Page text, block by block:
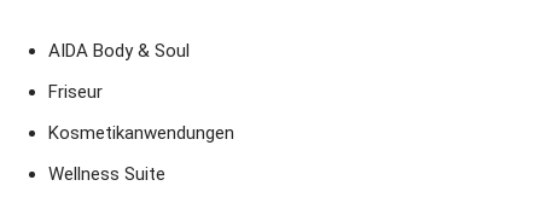
AIDA Body & Soul
Friseur
Kosmetikanwendungen
Wellness Suite